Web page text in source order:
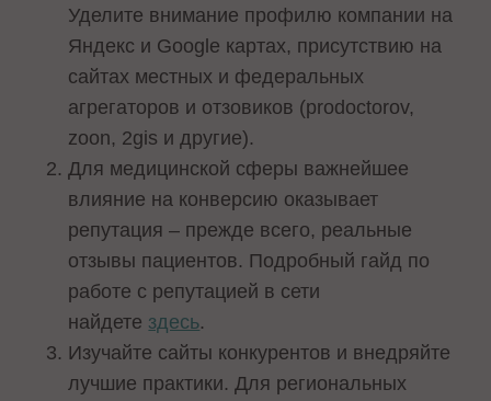
Уделите внимание профилю компании на
Яндекс и Google картах, присутствию на
сайтах местных и федеральных
агрегаторов и отзовиков (prodoctorov,
zoon, 2gis и другие).
Для медицинской сферы важнейшее
влияние на конверсию оказывает
репутация – прежде всего, реальные
отзывы пациентов. Подробный гайд по
работе с репутацией в сети
найдете здесь.
Изучайте сайты конкурентов и внедряйте
лучшие практики. Для региональных